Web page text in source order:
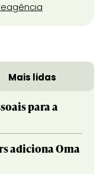
agência
Mais lidas
para a
adiciona Oma